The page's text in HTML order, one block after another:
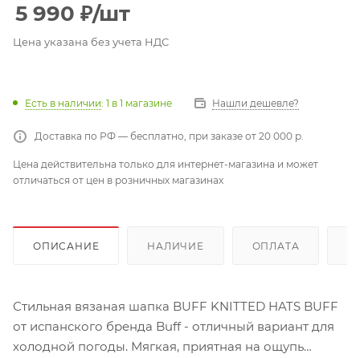
5 990 ₽/шт
Цена указана без учета НДС
Есть в наличии: 1 в 1 магазине Нашли дешевле?
Доставка по РФ — бесплатно, при заказе от 20 000 р.
Цена действительна только для интернет-магазина и может
отличаться от цен в розничных магазинах
ОПИСАНИЕ НАЛИЧИЕ ОПЛАТА
Стильная вязаная шапка BUFF KNITTED HATS BUFF
от испанского бренда Buff - отличный вариант для
холодной погоды. Мягкая, приятная на ощупь